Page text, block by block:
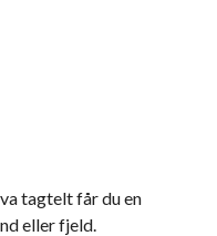
tagtelt får du en
eller fjeld.